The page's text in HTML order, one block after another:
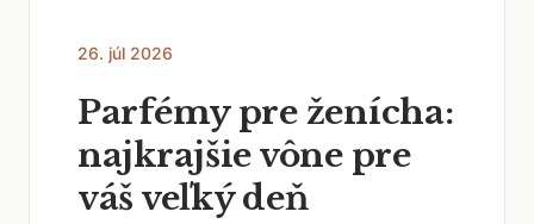
26. júl 2026
Parfémy pre ženícha:
najkrajšie vône pre
váš veľký deň